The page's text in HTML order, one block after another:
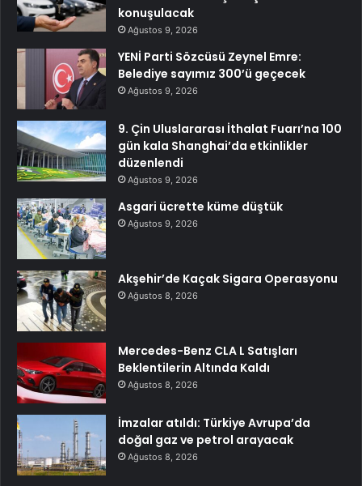
konuşulacak
Ağustos 9, 2026
YENİ Parti Sözcüsü Zeynel Emre:
Belediye sayımız 300’ü geçecek
Ağustos 9, 2026
9. Çin Uluslararası İthalat Fuarı’na 100
gün kala Shanghai’da etkinlikler
düzenlendi
Ağustos 9, 2026
Asgari ücrette küme düştük
Ağustos 9, 2026
Akşehir’de Kaçak Sigara Operasyonu
Ağustos 8, 2026
Mercedes-Benz CLA L Satışları
Beklentilerin Altında Kaldı
Ağustos 8, 2026
İmzalar atıldı: Türkiye Avrupa’da
doğal gaz ve petrol arayacak
Ağustos 8, 2026